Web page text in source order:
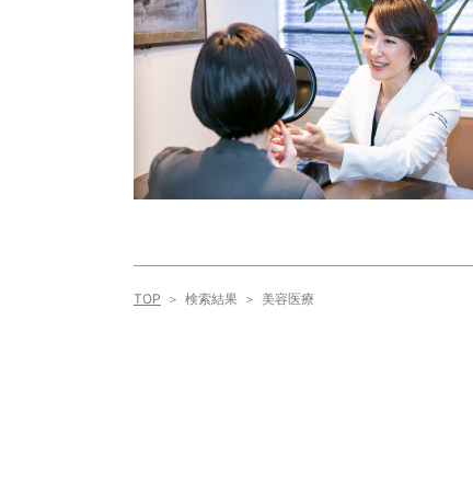
TOP 検索結果 美容医療